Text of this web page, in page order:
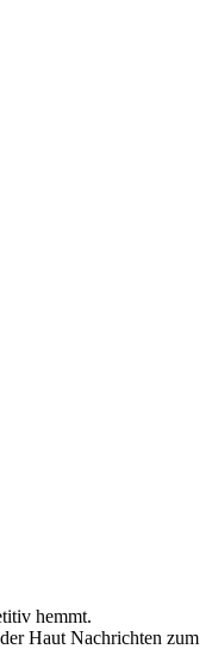
hemmt.
Haut Nachrichten zum